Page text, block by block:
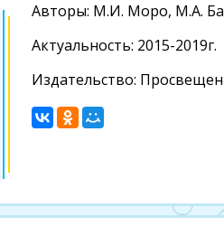
Авторы: М.И. Моро, М.А.
Актуальность: 2015-2019г.
Издательство: